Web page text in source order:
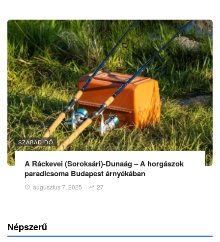
SZABADIDŐ
A Ráckevei (Soroksári)-Dunaág – A horgászok
paradicsoma Budapest árnyékában
augusztus 7, 2025 27
Népszerű